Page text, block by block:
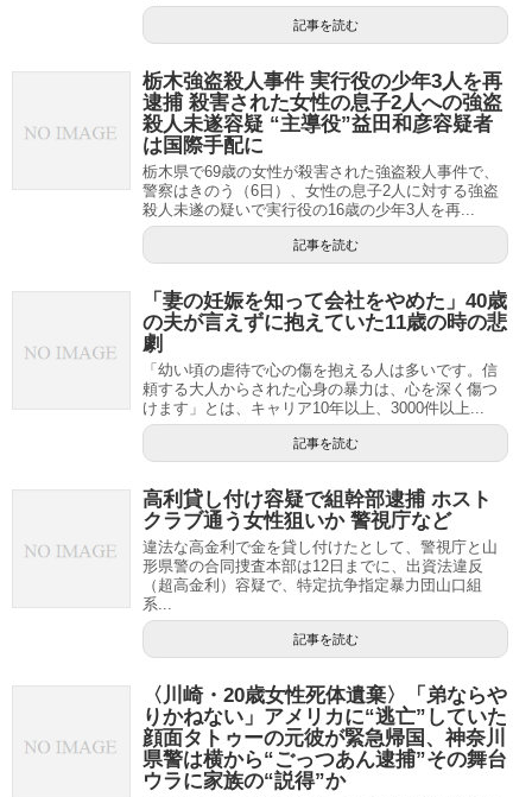
記事を読む
栃木強盗殺人事件 実行役の少年3人を再
逮捕 殺害された女性の息子2人への強盗
殺人未遂容疑 “主導役”益田和彦容疑者
は国際手配に
栃木県で69歳の女性が殺害された強盗殺人事件で、
警察はきのう（6日）、女性の息子2人に対する強盗
殺人未遂の疑いで実行役の16歳の少年3人を再...
記事を読む
「妻の妊娠を知って会社をやめた」40歳
の夫が言えずに抱えていた11歳の時の悲
劇
「幼い頃の虐待で心の傷を抱える人は多いです。信
頼する大人からされた心身の暴力は、心を深く傷つ
けます」とは、キャリア10年以上、3000件以上...
記事を読む
高利貸し付け容疑で組幹部逮捕 ホスト
クラブ通う女性狙いか 警視庁など
違法な高金利で金を貸し付けたとして、警視庁と山
形県警の合同捜査本部は12日までに、出資法違反
（超高金利）容疑で、特定抗争指定暴力団山口組
系...
記事を読む
〈川崎・20歳女性死体遺棄〉「弟ならや
りかねない」アメリカに“逃亡”していた
顔面タトゥーの元彼が緊急帰国、神奈川
県警は横から“ごっつあん逮捕”その舞台
ウラに家族の“説得”か